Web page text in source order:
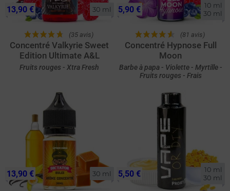
30 ml
(35 avis)
Concentré Valkyrie Sweet
Edition Ultimate A&L
Fruits rouges - Xtra Fresh
13,90 €
10 ml
30 ml
(81 avis)
Concentré Hypnose Full
Moon
Barbe à papa - Violette - Myrtille -
Fruits rouges - Frais
5,90 €
30 ml
13,90 €
10 ml
30 ml
5,50 €